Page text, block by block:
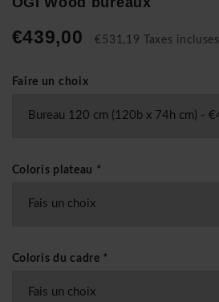
€439,00 €531,19 Taxes incluses
Faire un choix
Coloris plateau *
Coloris du cadre *